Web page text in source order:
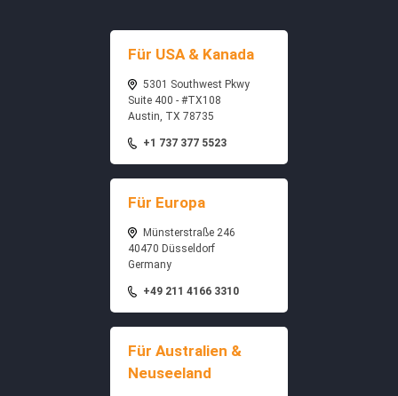
Für USA & Kanada
5301 Southwest Pkwy
Suite 400 - #TX108
Austin, TX 78735
+1 737 377 5523
Für Europa
Münsterstraße 246
40470 Düsseldorf
Germany
+49 211 4166 3310
Für Australien &
Neuseeland